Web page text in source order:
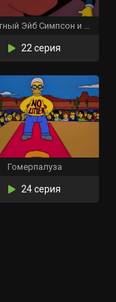
Яростный Эйб Симпсон и его ворчливый внук в «Проклятии летучих адских рыб»
22 серия
Гомерпалуза
24 серия